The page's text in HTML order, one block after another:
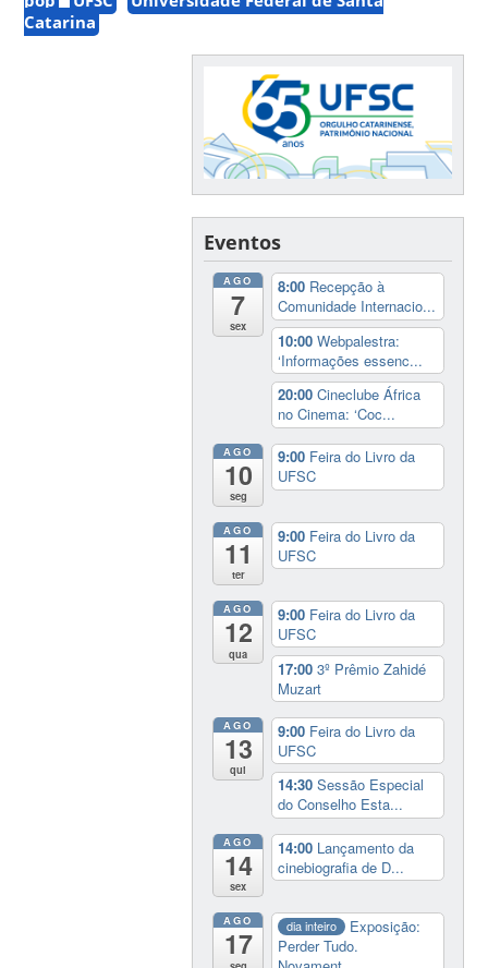
Catarina
Eventos
AGO
7
sex
8:00 Recepção à
Comunidade Internacio...
10:00Webpalestra:
‘Informações essenc...
20:00Cineclube África
no Cinema: ‘Coc...
AGO
10
seg
9:00 Feira do Livro da
UFSC
AGO
11
ter
9:00 Feira do Livro da
UFSC
AGO
12
qua
9:00 Feira do Livro da
UFSC
17:003º Prêmio Zahidé
Muzart
AGO
13
qui
9:00 Feira do Livro da
UFSC
14:30Sessão Especial
do Conselho Esta...
AGO
14
sex
14:00 Lançamento da
cinebiografia de D...
AGO
17
dia inteiro
Exposição:
Perder Tudo.